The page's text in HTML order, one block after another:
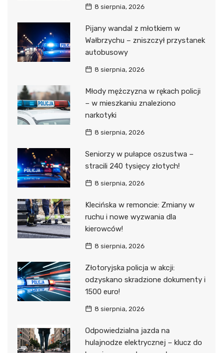
8 sierpnia, 2026
Pijany wandal z młotkiem w
Wałbrzychu – zniszczył przystanek
autobusowy
8 sierpnia, 2026
Młody mężczyzna w rękach policji
– w mieszkaniu znaleziono
narkotyki
8 sierpnia, 2026
Seniorzy w pułapce oszustwa –
stracili 240 tysięcy złotych!
8 sierpnia, 2026
Klecińska w remoncie: Zmiany w
ruchu i nowe wyzwania dla
kierowców!
8 sierpnia, 2026
Złotoryjska policja w akcji:
odzyskano skradzione dokumenty i
1500 euro!
8 sierpnia, 2026
Odpowiedzialna jazda na
hulajnodze elektrycznej – klucz do